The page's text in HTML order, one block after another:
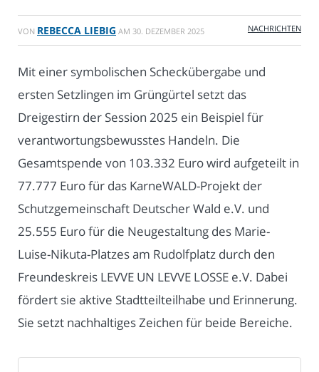
VON REBECCA LIEBIG AM 30. DEZEMBER 2025 NACHRICHTEN
Mit einer symbolischen Scheckübergabe und
ersten Setzlingen im Grüngürtel setzt das
Dreigestirn der Session 2025 ein Beispiel für
verantwortungsbewusstes Handeln. Die
Gesamtspende von 103.332 Euro wird aufgeteilt in
77.777 Euro für das KarneWALD-Projekt der
Schutzgemeinschaft Deutscher Wald e.V. und
25.555 Euro für die Neugestaltung des Marie-
Luise-Nikuta-Platzes am Rudolfplatz durch den
Freundeskreis LEVVE UN LEVVE LOSSE e.V. Dabei
fördert sie aktive Stadtteilteilhabe und Erinnerung.
Sie setzt nachhaltiges Zeichen für beide Bereiche.